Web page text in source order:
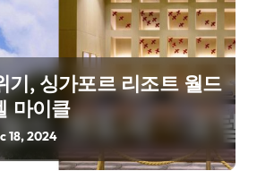
기, 싱가포르 리조트 월드
마이클
18, 2024